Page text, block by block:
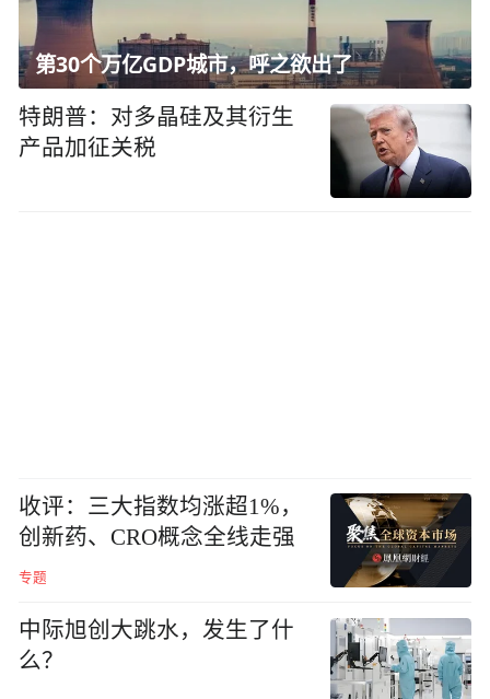
第30个万亿GDP城市，呼之欲出了
特朗普：对多晶硅及其衍生
产品加征关税
收评：三大指数均涨超1%，
创新药、CRO概念全线走强
专题
中际旭创大跳水，发生了什
么？